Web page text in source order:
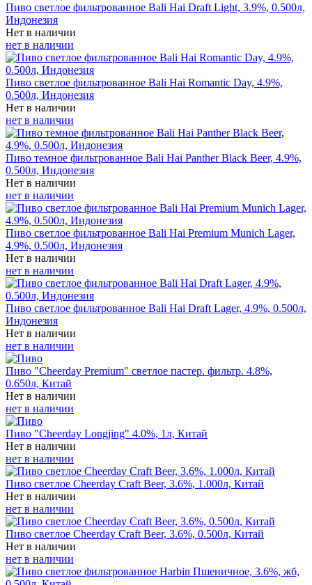
Пиво светлое фильтрованное Bali Hai Draft Light, 3.9%, 0.500л,
Индонезия
Нет в наличии
нет в наличии
Пиво светлое фильтрованное Bali Hai Romantic Day, 4.9%,
0.500л, Индонезия
Нет в наличии
нет в наличии
Пиво темное фильтрованное Bali Hai Panther Black Beer, 4.9%,
0.500л, Индонезия
Нет в наличии
нет в наличии
Пиво светлое фильтрованное Bali Hai Premium Munich Lager,
4.9%, 0.500л, Индонезия
Нет в наличии
нет в наличии
Пиво светлое фильтрованное Bali Hai Draft Lager, 4.9%, 0.500л,
Индонезия
Нет в наличии
нет в наличии
Пиво "Cheerday Premium" светлое пастер. фильтр. 4.8%,
0.650л, Китай
Нет в наличии
нет в наличии
Пиво "Cheerday Longjing" 4.0%, 1л, Китай
Нет в наличии
нет в наличии
Пиво светлое Cheerday Craft Beer, 3.6%, 1.000л, Китай
Нет в наличии
нет в наличии
Пиво светлое Cheerday Craft Beer, 3.6%, 0.500л, Китай
Нет в наличии
нет в наличии